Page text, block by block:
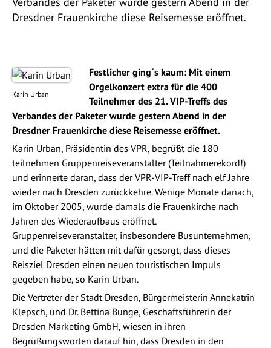
Dresdner Frauenkirche diese Reisemesse eröffnet.
Karin Urban
Festlicher ging´s kaum: Mit einem
Orgelkonzert extra für die 400
Teilnehmer des 21. VIP-Treffs des
Verbandes der Paketer wurde gestern Abend in der
Dresdner Frauenkirche diese Reisemesse eröffnet.
Karin Urban, Präsidentin des VPR, begrüßt die 180
teilnehmen Gruppenreiseveranstalter (Teilnahmerekord!)
und erinnerte daran, dass der VPR-VIP-Treff nach elf Jahre
wieder nach Dresden zurückkehre. Wenige Monate danach,
im Oktober 2005, wurde damals die Frauenkirche nach
Jahren des Wiederaufbaus eröffnet.
Gruppenreiseveranstalter, insbesondere Busunternehmen,
und die Paketer hätten mit dafür gesorgt, dass dieses
Reisziel Dresden einen neuen touristischen Impuls
gegeben habe, so Karin Urban.
Die Vertreter der Stadt Dresden, Bürgermeisterin Annekatrin
Klepsch, und Dr. Bettina Bunge, Geschäftsführerin der
Dresden Marketing GmbH, wiesen in ihren
Begrüßungsworten darauf hin, dass Dresden in den